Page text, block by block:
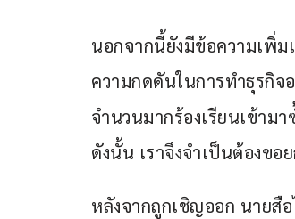
นอกจากนี้ยังมีข้อความเพิ่ม
ความกดดันในการทำธุรกิ
จำนวนมากร้องเรียนเข้าม
ดังนั้น เราจึงจำเป็นต้องข
หลังจากถูกเชิญออก นายสื